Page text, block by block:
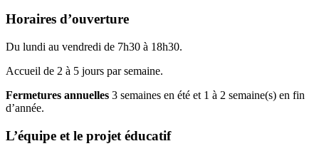
Horaires d’ouverture
Du lundi au vendredi de 7h30 à 18h30.
Accueil de 2 à 5 jours par semaine.
Fermetures annuelles 3 semaines en été et 1 à 2 semaine(s) en fin
d’année.
L’équipe et le projet éducatif